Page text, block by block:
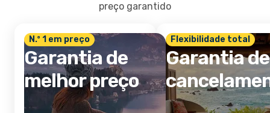
preço garantido
N.º 1 em preço
Garantia de
melhor preço
Flexibilidade total
Garantia de